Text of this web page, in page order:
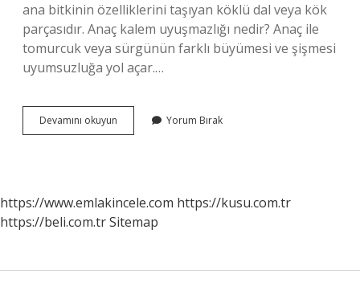
ana bitkinin özelliklerini taşıyan köklü dal veya kök
parçasıdır. Anaç kalem uyuşmazlığı nedir? Anaç ile
tomurcuk veya sürgünün farklı büyümesi ve şişmesi
uyumsuzluğa yol açar.…
Devamını okuyun
Aşı
Yorum Bırak
https://www.emlakincele.com https://kusu.com.tr
https://beli.com.trSitemap